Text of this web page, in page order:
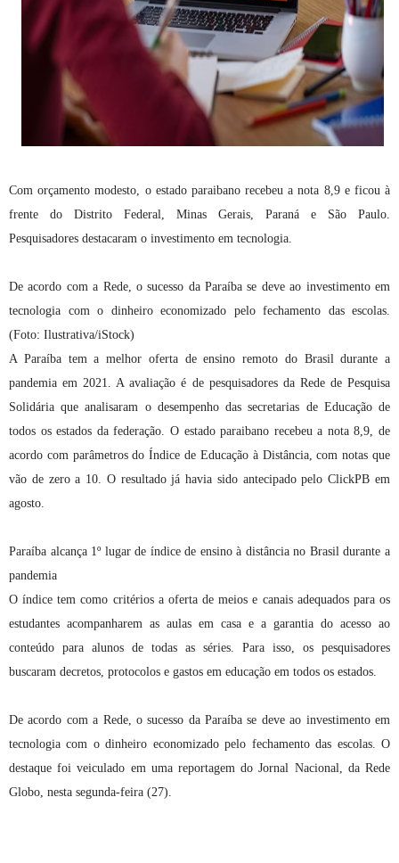
Com orçamento modesto, o estado paraibano recebeu a nota 8,9 e ficou à
frente do Distrito Federal, Minas Gerais, Paraná e São Paulo.
Pesquisadores destacaram o investimento em tecnologia.
De acordo com a Rede, o sucesso da Paraíba se deve ao investimento em
tecnologia com o dinheiro economizado pelo fechamento das escolas.
(Foto: Ilustrativa/iStock)
A Paraíba tem a melhor oferta de ensino remoto do Brasil durante a
pandemia em 2021. A avaliação é de pesquisadores da Rede de Pesquisa
Solidária que analisaram o desempenho das secretarias de Educação de
todos os estados da federação. O estado paraibano recebeu a nota 8,9, de
acordo com parâmetros do Índice de Educação à Distância, com notas que
vão de zero a 10. O resultado já havia sido antecipado pelo ClickPB em
agosto.
Paraíba alcança 1º lugar de índice de ensino à distância no Brasil durante a
pandemia
O índice tem como critérios a oferta de meios e canais adequados para os
estudantes acompanharem as aulas em casa e a garantia do acesso ao
conteúdo para alunos de todas as séries. Para isso, os pesquisadores
buscaram decretos, protocolos e gastos em educação em todos os estados.
De acordo com a Rede, o sucesso da Paraíba se deve ao investimento em
tecnologia com o dinheiro economizado pelo fechamento das escolas. O
destaque foi veiculado em uma reportagem do Jornal Nacional, da Rede
Globo, nesta segunda-feira (27).